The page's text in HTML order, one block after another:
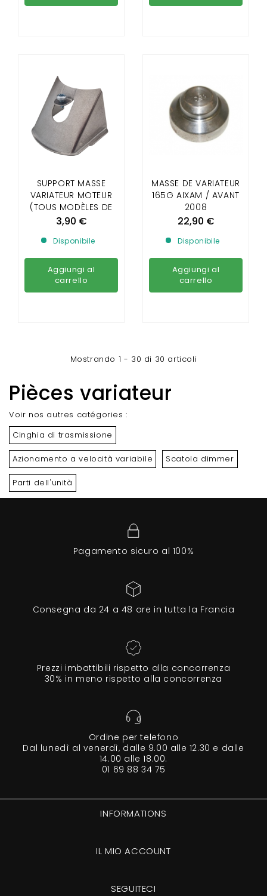
SUPPORT MASSE
VARIATEUR MOTEUR
(TOUS MODÈLES DE
VARIATEURS)
3,90 €
Disponibile
Aggiungi al
carrello
MASSE DE VARIATEUR
165G AIXAM / AVANT
2008
22,90 €
Disponibile
Aggiungi al
carrello
Mostrando 1 - 30 di 30 articoli
Pièces variateur
Voir nos autres catégories :
Cinghia di trasmissione
Azionamento a velocità variabile Scatola dimmer
Parti dell'unità
Pagamento sicuro al 100%
Consegna da 24 a 48 ore in tutta la Francia
Prezzi imbattibili rispetto alla concorrenza
30% in meno rispetto alla concorrenza
Ordine per telefono
Dal lunedì al venerdì, dalle 9.00 alle 12.30 e dalle
14.00 alle 18.00.
01 69 88 34 75
INFORMATIONS
IL MIO ACCOUNT
SEGUITECI